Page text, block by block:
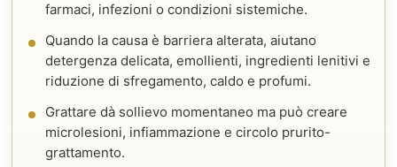
farmaci, infezioni o condizioni sistemiche.
Quando la causa è barriera alterata, aiutano
detergenza delicata, emollienti, ingredienti lenitivi e
riduzione di sfregamento, caldo e profumi.
Grattare dà sollievo momentaneo ma può creare
microlesioni, infiammazione e circolo prurito-
grattamento.